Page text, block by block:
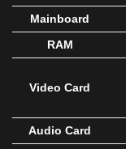
Mainboard
RAM
Video Card
Audio Card